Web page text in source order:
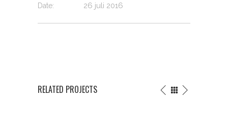
Date: 26 juli 2016
RELATED PROJECTS